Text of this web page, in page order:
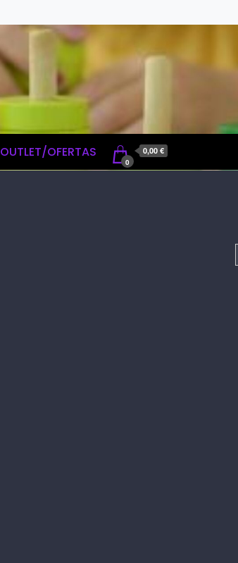
OUTLET/OFERTAS
0
0,00 €